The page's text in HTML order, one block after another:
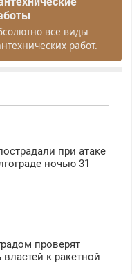
все виды
работ.
Качественно.
при атаке
ночью 31
проверят
властей к ракетной